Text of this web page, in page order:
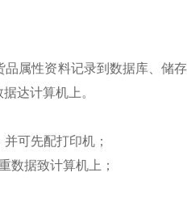
属性资料记录到数据库、储
达计算机上。
可先配打印机；
数据致计算机上；